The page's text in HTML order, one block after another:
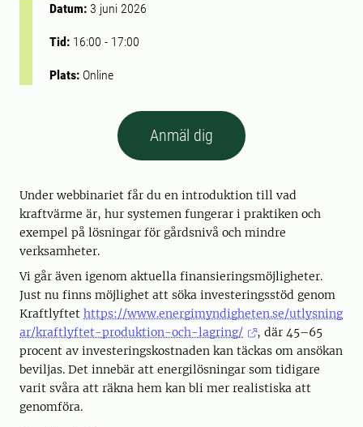
Datum: 3 juni 2026
Tid: 16:00 - 17:00
Plats: Online
Anmäl dig
Under webbinariet får du en introduktion till vad
kraftvärme är, hur systemen fungerar i praktiken och
exempel på lösningar för gårdsnivå och mindre
verksamheter.
Vi går även igenom aktuella finansieringsmöjligheter.
Just nu finns möjlighet att söka investeringsstöd genom
Kraftlyftet https://www.energimyndigheten.se/utlysning
ar/kraftlyftet-produktion-och-lagring/
, där 45–65
procent av investeringskostnaden kan täckas om ansökan
beviljas. Det innebär att energilösningar som tidigare
varit svåra att räkna hem kan bli mer realistiska att
genomföra.